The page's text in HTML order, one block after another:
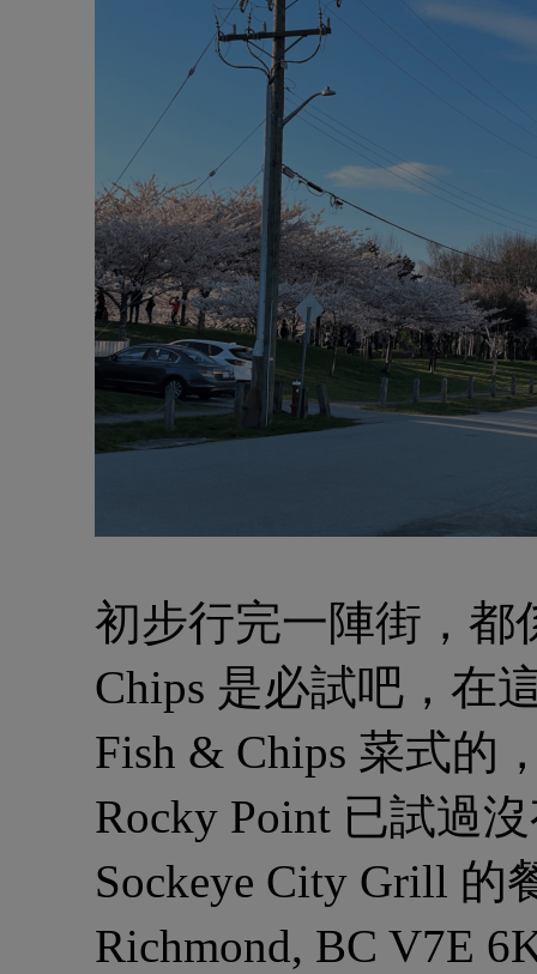
初步行完一陣街，都
Chips 是必試吧，在
Fish & Chips 菜式的
Rocky Point 已試過
Sockeye City Grill 的
Richmond, BC V7E